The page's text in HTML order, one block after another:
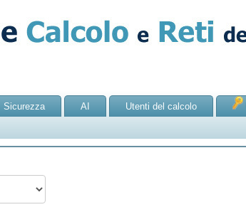
Sicurezza AI Utenti del calcolo